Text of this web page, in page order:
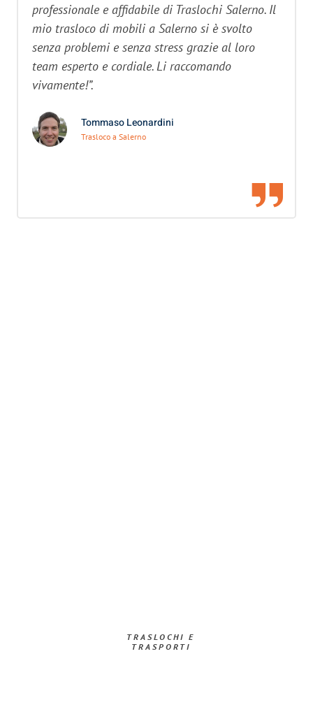
professionale e affidabile di Traslochi Salerno. Il
mio trasloco di mobili a Salerno si è svolto
senza problemi e senza stress grazie al loro
team esperto e cordiale. Li raccomando
vivamente!”.
Tommaso Leonardini
Trasloco a Salerno
TRASLOCHI E
TRASPORTI​